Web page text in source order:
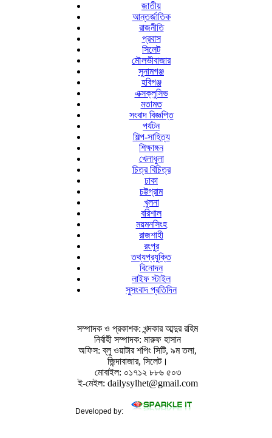
জাতীয়
আন্তর্জাতিক
রাজনীতি
প্রবাস
সিলেট
মৌলভীবাজার
সুনামগঞ্জ
হবিগঞ্জ
এক্সক্লুসিভ
মতামত
সংবাদ বিজ্ঞপ্তি
পর্যটন
শিল্প-সাহিত্য
শিক্ষাঙ্গন
খেলাধুলা
চিত্র বিচিত্র
ঢাকা
চট্টগ্রাম
খুলনা
বরিশাল
ময়মনসিংহ
রাজশাহী
রংপুর
তথ্যপ্রযুক্তি
বিনোদন
লাইফ স্টাইল
সুসংবাদ প্রতিদিন
সম্পাদক ও প্রকাশক: খন্দকার আব্দুর রহিম
নির্বাহী সম্পাদক: মারুফ হাসান
অফিস: ব্লু ওয়াটার শপিং সিটি, ৯ম তলা,
জিন্দাবাজার, সিলেট।
মোবাইল: ০১৭১২ ৮৮৬ ৫০৩
ই-মেইল: dailysylhet@gmail.com
Developed by: